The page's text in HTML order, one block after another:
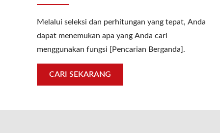
Melalui seleksi dan perhitungan yang tepat, Anda
dapat menemukan apa yang Anda cari
menggunakan fungsi [Pencarian Berganda].
CARI SEKARANG